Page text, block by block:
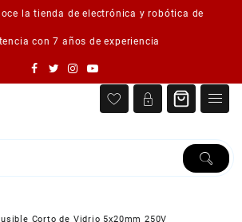
la tienda de electrónica y robótica de
con 7 años de experiencia
Corto de Vidrio 5x20mm 250V